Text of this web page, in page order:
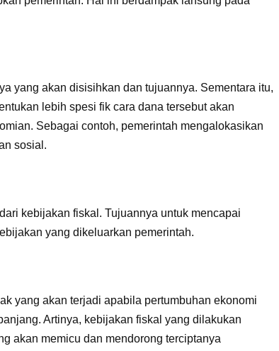
yang akan disisihkan dan tujuannya. Sementara itu,
lebih spesi fik cara dana tersebut akan
Sebagai contoh, pemerintah mengalokasikan
sosial.
kebijakan fiskal. Tujuannya untuk mencapai
yang dikeluarkan pemerintah.
yang akan terjadi apabila pertumbuhan ekonomi
Artinya, kebijakan fiskal yang dilakukan
akan memicu dan mendorong terciptanya